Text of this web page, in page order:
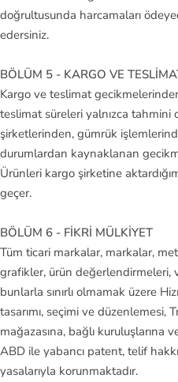
doğrultusunda harcamaları
edersiniz.
BÖLÜM 5 - KARGO VE
Kargo ve teslimat
teslimat süreleri yalnızca tahmini
şirketlerinden, gümrük
durumlardan kaynaklanan
Ürünleri kargo şirketine
geçer.
BÖLÜM 6 - FİKRİ MÜLKİYET
Tüm ticari markalar, markalar,
grafikler, ürün değerlendirmeleri,
bunlarla sınırlı olmamak üzere
tasarımı, seçimi ve düzenlemesi,
mağazasına, bağlı kuruluşlarına
ABD ile yabancı patent, telif
yasalarıyla korunmaktadır.